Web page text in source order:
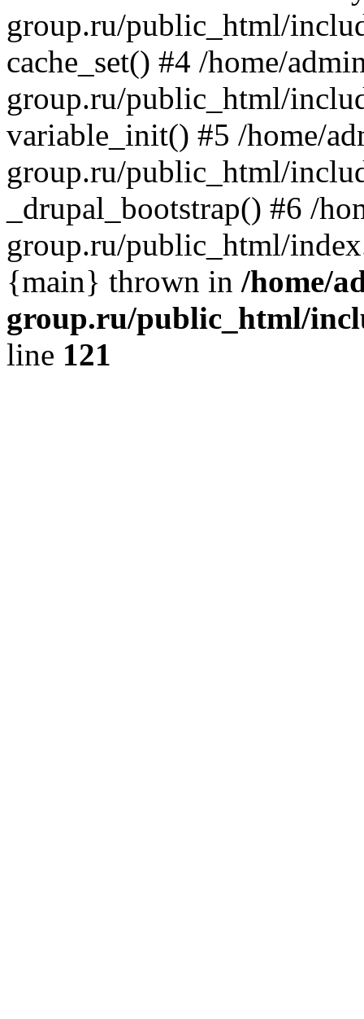
group.ru/public_html/
cache_set() #4 /home/
group.ru/public_html/
variable_init() #5 /home/
group.ru/public_html/
_drupal_bootstrap() #6 /
group.ru/public_html/
{main} thrown in /home/
group.ru/public_html/
line 121